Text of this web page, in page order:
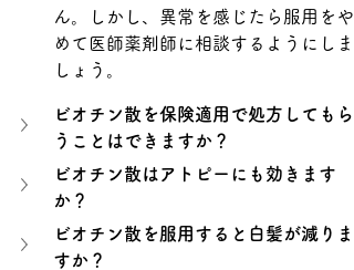
ん。しかし、異常を感じたら服用をや
めて医師薬剤師に相談するようにしま
しょう。
ビオチン散を保険適用で処方してもら
うことはできますか？
ビオチン散はアトピーにも効きます
か？
ビオチン散を服用すると白髪が減りま
すか？